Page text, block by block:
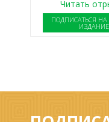
Читать
ПОДПИСАТЬСЯ
ИЗДАНИЕ